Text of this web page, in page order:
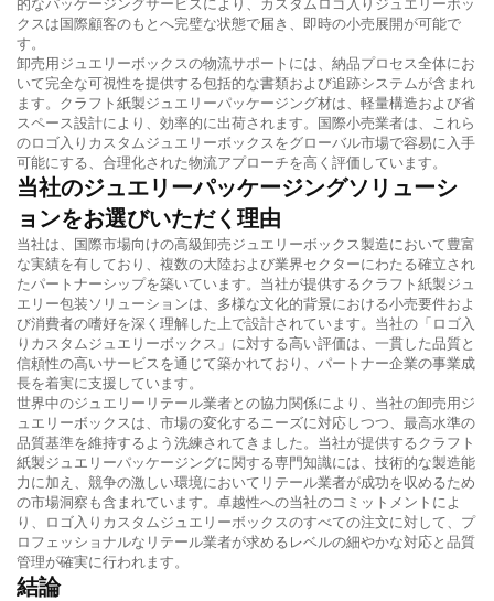
クスは国際顧客のもとへ完璧な状態で届き、即時の小売展開が可能で
す。
卸売用ジュエリーボックスの物流サポートには、納品プロセス全体にお
いて完全な可視性を提供する包括的な書類および追跡システムが含まれ
ます。クラフト紙製ジュエリーパッケージング材は、軽量構造および省
スペース設計により、効率的に出荷されます。国際小売業者は、これら
のロゴ入りカスタムジュエリーボックスをグローバル市場で容易に入手
可能にする、合理化された物流アプローチを高く評価しています。
当社のジュエリーパッケージングソリューシ
ョンをお選びいただく理由
当社は、国際市場向けの高級卸売ジュエリーボックス製造において豊富
な実績を有しており、複数の大陸および業界セクターにわたる確立され
たパートナーシップを築いています。当社が提供するクラフト紙製ジュ
エリー包装ソリューションは、多様な文化的背景における小売要件およ
び消費者の嗜好を深く理解した上で設計されています。当社の「ロゴ入
りカスタムジュエリーボックス」に対する高い評価は、一貫した品質と
信頼性の高いサービスを通じて築かれており、パートナー企業の事業成
長を着実に支援しています。
世界中のジュエリーリテール業者との協力関係により、当社の卸売用ジ
ュエリーボックスは、市場の変化するニーズに対応しつつ、最高水準の
品質基準を維持するよう洗練されてきました。当社が提供するクラフト
紙製ジュエリーパッケージングに関する専門知識には、技術的な製造能
力に加え、競争の激しい環境においてリテール業者が成功を収めるため
の市場洞察も含まれています。卓越性への当社のコミットメントによ
り、ロゴ入りカスタムジュエリーボックスのすべての注文に対して、プ
ロフェッショナルなリテール業者が求めるレベルの細やかな対応と品質
管理が確実に行われます。
結論